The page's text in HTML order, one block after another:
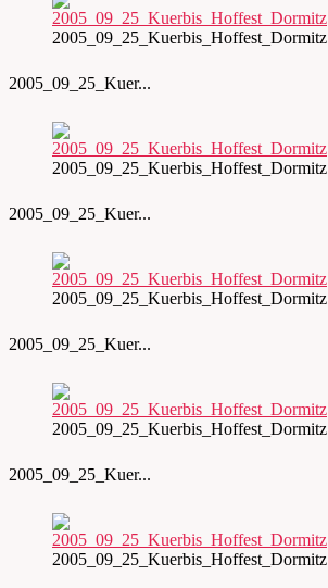
2005_09_25_Kuerbis_Hoffest_Dormitz
2005_09_25_Kuer...
2005_09_25_Kuerbis_Hoffest_Dormitz
2005_09_25_Kuer...
2005_09_25_Kuerbis_Hoffest_Dormitz
2005_09_25_Kuer...
2005_09_25_Kuerbis_Hoffest_Dormitz
2005_09_25_Kuer...
2005_09_25_Kuerbis_Hoffest_Dormitz